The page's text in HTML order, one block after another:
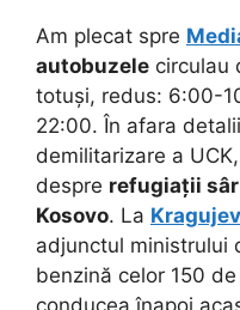
Am plecat spre
autobuzele circulau
totuși, redus: 6:00-
22:00. În afara
demilitarizare a
despre refugiații
Kosovo. La
adjunctul ministrului
benzină celor 150
conducea înapoi